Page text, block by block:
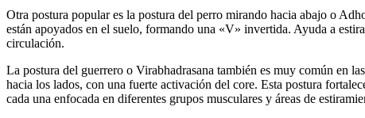
Otra postura popular es la postura del perro mirando hacia abajo o
están apoyados en el suelo, formando una «V» invertida. Ayuda a
circulación.
La postura del guerrero o Virabhadrasana también es muy común en
hacia los lados, con una fuerte activación del core. Esta postura
cada una enfocada en diferentes grupos musculares y áreas de